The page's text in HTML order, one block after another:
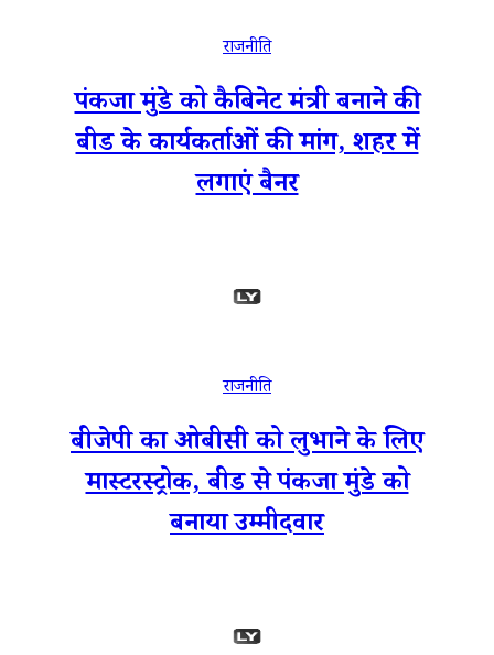
राजनीति
पंकजा मुंडे को कैबिनेट मंत्री बनाने की
बीड के कार्यकर्ताओं की मांग, शहर में
लगाएं बैनर
राजनीति
बीजेपी का ओबीसी को लुभाने के लिए
मास्टरस्ट्रोक, बीड से पंकजा मुंडे को
बनाया उम्मीदवार